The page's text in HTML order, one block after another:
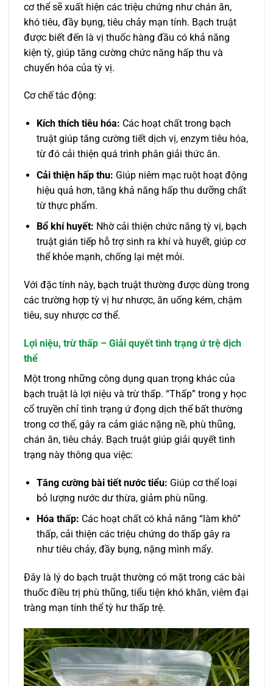
cơ thể sẽ xuất hiện các triệu chứng như chán ăn,
khó tiêu, đầy bụng, tiêu chảy mạn tính. Bạch truật
được biết đến là vị thuốc hàng đầu có khả năng
kiện tỳ, giúp tăng cường chức năng hấp thu và
chuyển hóa của tỳ vị.
Cơ chế tác động:
Kích thích tiêu hóa: Các hoạt chất trong bạch
truật giúp tăng cường tiết dịch vị, enzym tiêu hóa,
từ đó cải thiện quá trình phân giải thức ăn.
Cải thiện hấp thu: Giúp niêm mạc ruột hoạt động
hiệu quả hơn, tăng khả năng hấp thu dưỡng chất
từ thực phẩm.
Bổ khí huyết: Nhờ cải thiện chức năng tỳ vị, bạch
truật gián tiếp hỗ trợ sinh ra khí và huyết, giúp cơ
thể khỏe mạnh, chống lại mệt mỏi.
Với đặc tính này, bạch truật thường được dùng trong
các trường hợp tỳ vị hư nhược, ăn uống kém, chậm
tiêu, suy nhược cơ thể.
Lợi niệu, trừ thấp – Giải quyết tình trạng ứ trệ dịch
thể
Một trong những công dụng quan trọng khác của
bạch truật là lợi niệu và trừ thấp. “Thấp” trong y học
cổ truyền chỉ tình trạng ứ đọng dịch thể bất thường
trong cơ thể, gây ra cảm giác nặng nề, phù thũng,
chán ăn, tiêu chảy. Bạch truật giúp giải quyết tình
trạng này thông qua việc:
Tăng cường bài tiết nước tiểu: Giúp cơ thể loại
bỏ lượng nước dư thừa, giảm phù nũng.
Hóa thấp: Các hoạt chất có khả năng “làm khô”
thấp, cải thiện các triệu chứng do thấp gây ra
như tiêu chảy, đầy bụng, nặng mình mẩy.
Đây là lý do bạch truật thường có mặt trong các bài
thuốc điều trị phù thũng, tiểu tiện khó khăn, viêm đại
tràng mạn tính thể tỳ hư thấp trệ.